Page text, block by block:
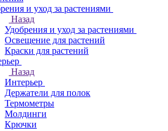
и уход за растениями
Назад
Удобрения и уход за растениями
Освещение для растений
Краски для растений
Назад
Интерьер
Держатели для полок
Термометры
Молдинги
Крючки